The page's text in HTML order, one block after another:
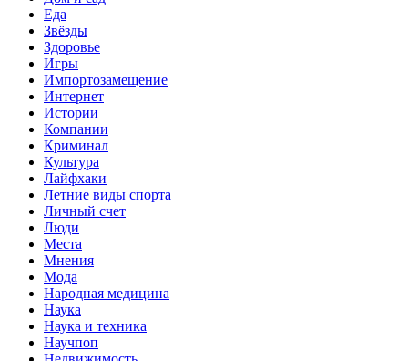
Еда
Звёзды
Здоровье
Игры
Импортозамещение
Интернет
Истории
Компании
Криминал
Культура
Лайфхаки
Летние виды спорта
Личный счет
Люди
Места
Мнения
Мода
Народная медицина
Наука
Наука и техника
Научпоп